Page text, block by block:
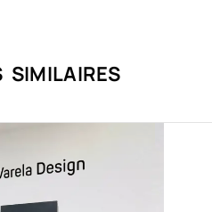
SIMILAIRES